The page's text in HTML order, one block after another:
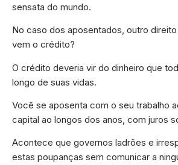
sensata do mundo.
No caso dos aposentados, outro
vem o crédito?
O crédito deveria vir do dinheiro que
longo de suas vidas.
Você se aposenta com o seu trabalho
capital ao longos dos anos, com juros
Acontece que governos ladrões e
estas poupanças sem comunicar a